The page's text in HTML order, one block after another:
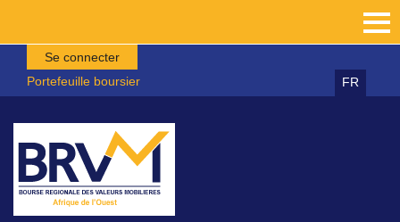
Aller au contenu principal
Se connecter
Portefeuille boursier
FR